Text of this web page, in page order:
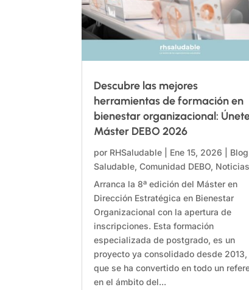
Descubre las mejores
herramientas de formación en
bienestar organizacional:
Máster DEBO 2026
por RHSaludable Ene 15, 2026
Blog
Saludable,Comunidad DEBO, Noticias
Arranca la 8ª edición del Máster en
Dirección Estratégica en Bienestar
Organizacional con la apertura de
inscripciones. Esta formación
especializada de postgrado, es un
proyecto ya consolidado desde 2013,
que se ha convertido en todo un
en el ámbito del...